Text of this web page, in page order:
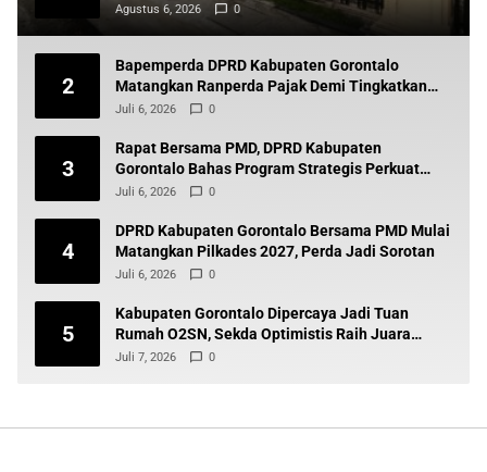
Agustus 6, 2026 0
2
Bapemperda DPRD Kabupaten Gorontalo
Matangkan Ranperda Pajak Demi Tingkatkan
Pendapatan Daerah
Juli 6, 2026 0
3
Rapat Bersama PMD, DPRD Kabupaten
Gorontalo Bahas Program Strategis Perkuat
Pembangunan Desa
Juli 6, 2026 0
4
DPRD Kabupaten Gorontalo Bersama PMD Mulai
Matangkan Pilkades 2027, Perda Jadi Sorotan
Juli 6, 2026 0
5
Kabupaten Gorontalo Dipercaya Jadi Tuan
Rumah O2SN, Sekda Optimistis Raih Juara
Umum
Juli 7, 2026 0